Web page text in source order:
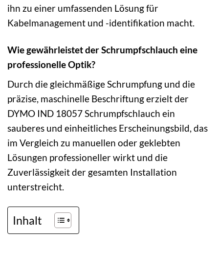
ihn zu einer umfassenden Lösung für
Kabelmanagement und -identifikation macht.
Wie gewährleistet der Schrumpfschlauch eine
professionelle Optik?
Durch die gleichmäßige Schrumpfung und die
präzise, maschinelle Beschriftung erzielt der
DYMO IND 18057 Schrumpfschlauch ein
sauberes und einheitliches Erscheinungsbild, das
im Vergleich zu manuellen oder geklebten
Lösungen professioneller wirkt und die
Zuverlässigkeit der gesamten Installation
unterstreicht.
Inhalt